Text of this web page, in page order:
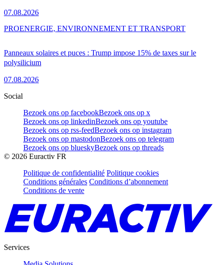
07.08.2026
Panneaux solaires et puces : Trump impose 15% de taxes sur le
polysilicium
07.08.2026
PROENERGIE, ENVIRONNEMENT ET TRANSPORT
Social
Bezoek ons op facebookBezoek ons op x
Bezoek ons op linkedinBezoek ons op youtube
Bezoek ons op rss-feedBezoek ons op instagram
Bezoek ons op mastodonBezoek ons op telegram
Bezoek ons op blueskyBezoek ons op threads
© 2026 Euractiv FR
Politique de confidentialité Politique cookies
Conditions générales Conditions d’abonnement
Conditions de vente
Services